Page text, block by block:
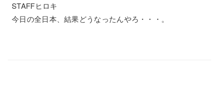
STAFFヒロキ
今日の全日本、結果どうなったんやろ・・・。